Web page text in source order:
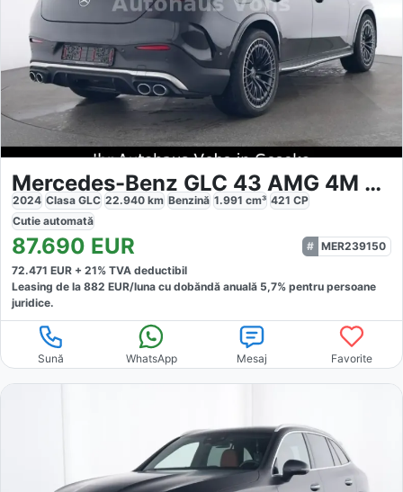
Mercedes-Benz GLC 43 AMG 4M Coupe
2024 Clasa GLC 22.940 km Benzină 1.991 cm³ 421 CP
Cutie automată
87.690 EUR
MER239150
72.471 EUR + 21% TVA deductibil
Leasing de la 882 EUR/luna cu dobăndă anuală 5,7% pentru persoane
juridice.
Sună WhatsApp Mesaj Favorite